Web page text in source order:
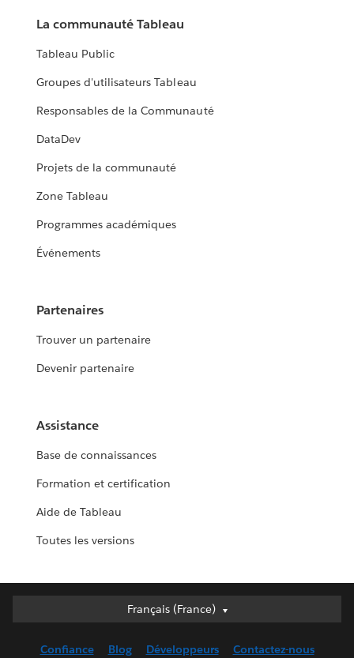
La communauté Tableau
Tableau Public
Groupes d'utilisateurs Tableau
Responsables de la Communauté
DataDev
Projets de la communauté
Zone Tableau
Programmes académiques
Événements
Partenaires
Trouver un partenaire
Devenir partenaire
Assistance
Base de connaissances
Formation et certification
Aide de Tableau
Toutes les versions
Français (France)
Français (France)
English (UK)
Confiance Blog Développeurs Contactez-nous